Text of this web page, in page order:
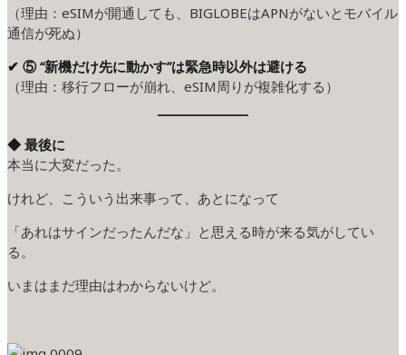
（理由：eSIMが開通しても、BIGLOBEはAPNがないとモバイル
通信が死ぬ）
✔ ⑤ “新機だけ先に動かす”は緊急時以外は避ける
（理由：移行フローが崩れ、eSIM周りが複雑化する）
◆ 最後に
本当に大変だった。
けれど、こういう出来事って、あとになって
「あれはサインだったんだな」と思える時が来る気がしてい
る。
いまはまだ理由はわからないけど。